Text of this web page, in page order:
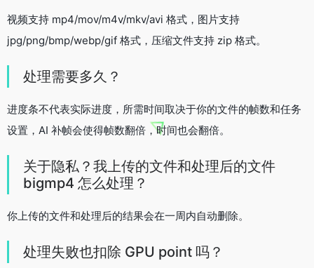
视频支持 mp4/mov/m4v/mkv/avi 格式，图片支持
jpg/png/bmp/webp/gif 格式，压缩文件支持 zip 格式。
处理需要多久？
进度条不代表实际进度，所需时间取决于你的文件的帧数和任务
设置，AI 补帧会使得帧数翻倍，时间也会翻倍。
关于隐私？我上传的文件和处理后的文件
bigmp4 怎么处理？
你上传的文件和处理后的结果会在一周内自动删除。
处理失败也扣除 GPU point 吗？